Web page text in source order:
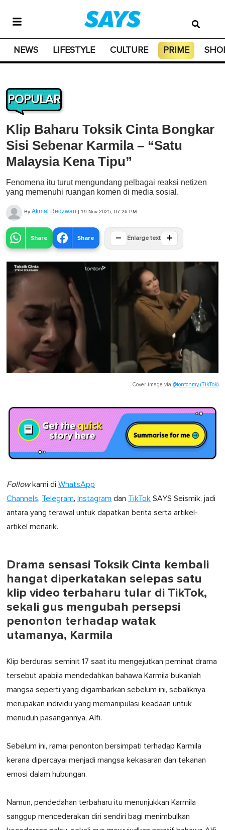
NEWS LIFESTYLE CULTURE PRIME
POPULAR
Klip Baharu Toksik Cinta Bongkar
Sisi Sebenar Karmila – “Satu
Malaysia Kena Tipu”
Fenomena itu turut mengundang pelbagai reaksi netizen
yang memenuhi ruangan komen di media sosial.
By Akmal Redzwan | 19 Nov 2025, 07:26 PM
Share Share − Enlarge text +
Cover image via @tontonmy (TikTok)
Followkami di WhatsApp
Channels, Telegram, Instagram dan TikTok SAYS Seismik, jadi
antara yang terawal untuk dapatkan berita serta artikel-
artikel menarik.
Drama sensasi Toksik Cinta kembali
hangat diperkatakan selepas satu
klip video terbaharu tular di TikTok,
sekali gus mengubah persepsi
penonton terhadap watak
utamanya, Karmila
Klip berdurasi seminit 17 saat itu mengejutkan peminat drama
tersebut apabila mendedahkan bahawa Karmila bukanlah
mangsa seperti yang digambarkan sebelum ini, sebaliknya
merupakan individu yang memanipulasi keadaan untuk
menuduh pasangannya, Alfi.
Sebelum ini, ramai penonton bersimpati terhadap Karmila
kerana dipercayai menjadi mangsa kekasaran dan tekanan
emosi dalam hubungan.
Namun, pendedahan terbaharu itu menunjukkan Karmila
sanggup mencederakan diri sendiri bagi menimbulkan